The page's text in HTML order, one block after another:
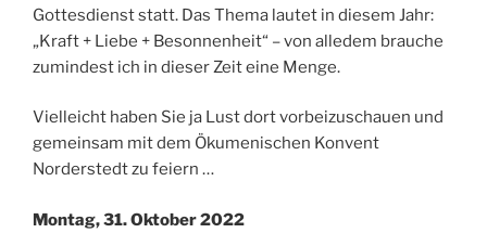
Gottesdienst statt. Das Thema lautet in diesem Jahr:
„Kraft + Liebe + Besonnenheit“ – von alledem brauche
zumindest ich in dieser Zeit eine Menge.
Vielleicht haben Sie ja Lust dort vorbeizuschauen und
gemeinsam mit dem Ökumenischen Konvent
Norderstedt zu feiern …
Montag, 31. Oktober 2022